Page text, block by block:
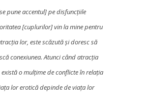
pune accentul] pe disfuncțiile
[cuplurilor] vin la mine pentru
lor, este scăzută și doresc să
conexiunea. Atunci când atracția
o mulțime de conflicte în relația
lor erotică depinde de viața lor